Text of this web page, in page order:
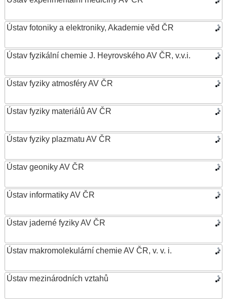
Ústav fotoniky a elektroniky, Akademie věd ČR
Ústav fyzikální chemie J. Heyrovského AV ČR, v.v.i.
Ústav fyziky atmosféry AV ČR
Ústav fyziky materiálů AV ČR
Ústav fyziky plazmatu AV ČR
Ústav geoniky AV ČR
Ústav informatiky AV ČR
Ústav jaderné fyziky AV ČR
Ústav makromolekulární chemie AV ČR, v. v. i.
Ústav mezinárodních vztahů